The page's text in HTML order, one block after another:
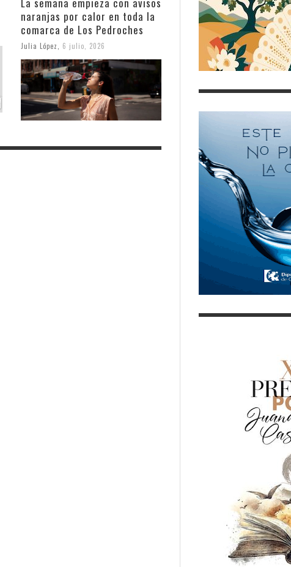
naranjas por calor en toda la
comarca de Los Pedroches
Julia López 6 julio, 2026